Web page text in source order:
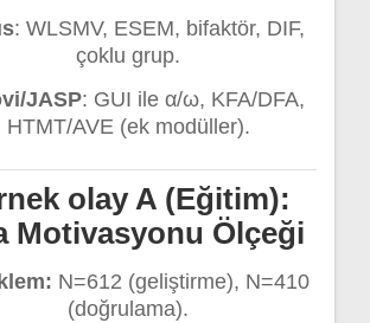
: WLSMV, ESEM, bifaktör, DIF,
çoklu grup.
JASP: GUI ile α/ω, KFA/DFA,
HTMT/AVE (ek modüller).
olay A (Eğitim):
Motivasyonu Ölçeği
N=612 (geliştirme), N=410
(doğrulama).